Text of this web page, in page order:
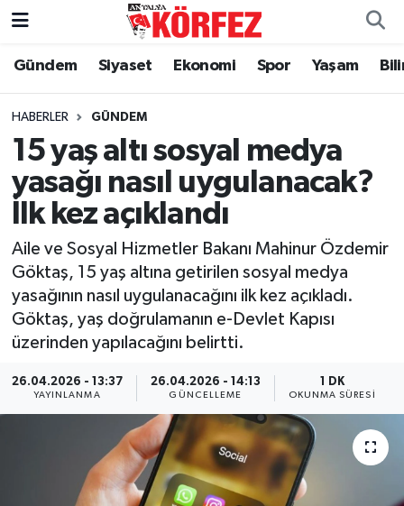
Gündem Siyaset Ekonomi Spor Yaşam
HABERLER GÜNDEM
15 yaş altı sosyal medya
yasağı nasıl uygulanacak?
İlk kez açıklandı
Aile ve Sosyal Hizmetler Bakanı Mahinur Özdemir
Göktaş, 15 yaş altına getirilen sosyal medya
yasağının nasıl uygulanacağını ilk kez açıkladı.
Göktaş, yaş doğrulamanın e-Devlet Kapısı
üzerinden yapılacağını belirtti.
26.04.2026 - 13:37
YAYINLANMA
26.04.2026 - 14:13
GÜNCELLEME
1 DK
OKUNMA SÜRESI
Gündem
Siyaset
Yerel Yönetim
Ekonomi
Spor
Yaşam
Asayiş
Dünya
Sağlık
Nöbetçi Eczaneler
Hava Durumu
Trafik Durumu
Süper Lig Puan Durumu ve Fikstür
Tüm Manşetler
Son Dakika Haberleri
Haber Arşivi